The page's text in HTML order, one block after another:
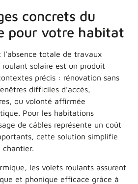
concrets du
pour votre habitat
totale de travaux
solaire est un produit
précis : rénovation sans
difficiles d’accès,
ou volonté affirmée
Pour les habitations
de câbles représente un coût
cette solution simplifie
chantier.
les volets roulants assurent
et phonique efficace grâce à